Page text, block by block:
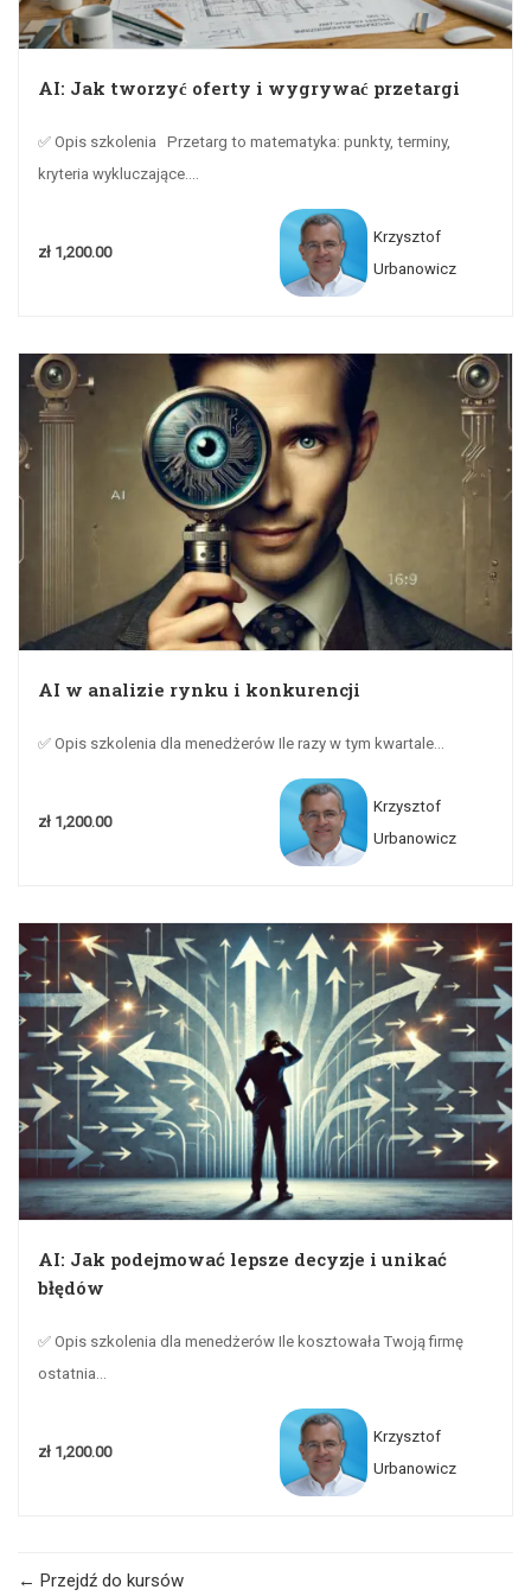
AI: Jak tworzyć oferty i wygrywać przetargi
✅ Opis szkolenia Przetarg to matematyka: punkty, terminy,
kryteria wykluczające....
zł 1,200.00
Krzysztof
Urbanowicz
AI w analizie rynku i konkurencji
✅ Opis szkolenia dla menedżerów Ile razy w tym kwartale...
zł 1,200.00
Krzysztof
Urbanowicz
AI: Jak podejmować lepsze decyzje i unikać
błędów
✅ Opis szkolenia dla menedżerów Ile kosztowała Twoją firmę
ostatnia...
zł 1,200.00
Krzysztof
Urbanowicz
Przejdź do kursów